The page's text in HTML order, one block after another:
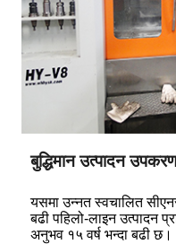
बुद्धिमान उत्पादन
यसमा उन्नत स्वचालित
बढी पहिलो-लाइन उत्पादन
अनुभव १५ वर्ष भन्दा बढी छ।